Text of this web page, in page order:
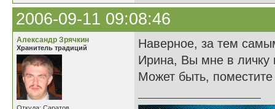
2006-09-11 09:08:46
Александр Зрячкин
Хранитель традиций
Наверное, за тем
Ирина, Вы мне в личку
Может быть, поместите